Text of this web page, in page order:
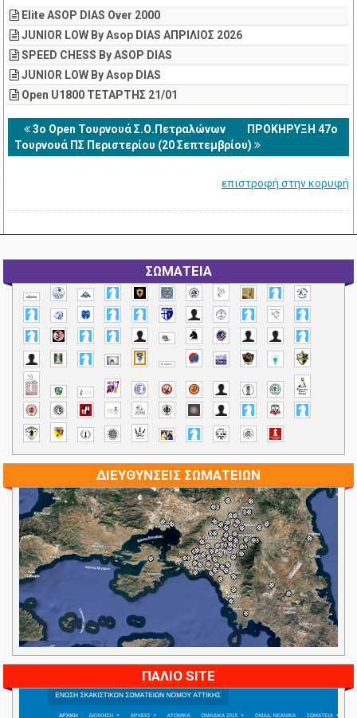
Elite ASOP DIAS Over 2000
JUNIOR LOW By Asop DIAS ΑΠΡΙΛΙΟΣ 2026
SPEED CHESS By ASOP DIAS
JUNIOR LOW By Asop DIAS
Open U1800 ΤΕΤΑΡΤΗΣ 21/01
3ο Open Τουρνουά Σ.Ο.Πετραλώνων
ΠΡΟΚΗΡΥΞΗ 47ο
Τουρνουά ΠΣ Περιστερίου (20 Σεπτεμβρίου)
επιστροφή στην κορυφή
ΣΩΜΑΤΕΙΑ
ΔΙΕΥΘΥΝΣΕΙΣ ΣΩΜΑΤΕΙΩΝ
ΠΑΛΙΟ SITE